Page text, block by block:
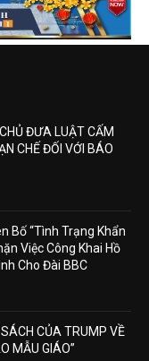
ĐƯA LUẬT CẤM
CHẾ ĐỐI VỚI BÁO
Bố “Tình Trạng Khẩn
Việc Công Khai Hồ
Cho Đài BBC
SÁCH CỦA TRUMP VỀ
MẪU GIÁO”